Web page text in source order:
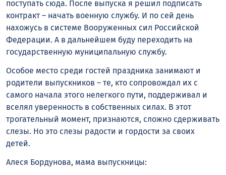
поступать сюда. После выпуска я решил подписать
контракт – начать военную службу. И по сей день
нахожусь в системе Вооруженных сил Российской
Федерации. А в дальнейшем буду переходить на
государственную муниципальную службу.
Особое место среди гостей праздника занимают и
родители выпускников – те, кто сопровождал их с
самого начала этого нелегкого пути, поддерживал и
вселял уверенность в собственных силах. В этот
трогательный момент, признаются, сложно сдерживать
слезы. Но это слезы радости и гордости за своих
детей.
Алеся Бордунова, мама выпускницы: